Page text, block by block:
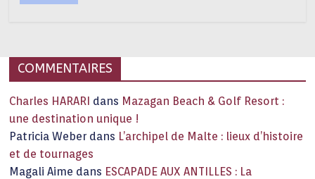
COMMENTAIRES
Charles HARARI dans Mazagan Beach & Golf Resort :
une destination unique !
Patricia Weber dans L’archipel de Malte : lieux d’histoire
et de tournages
Magali Aime dans ESCAPADE AUX ANTILLES : La